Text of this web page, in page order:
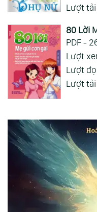
Lượt tải
80 Lời
PDF -
Lượt
Lượt
Lượt